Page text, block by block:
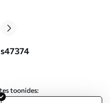
toonides: